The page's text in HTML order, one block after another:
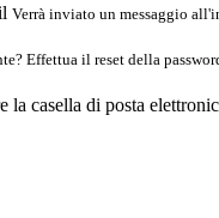
Verrà inviato un messaggio
Effettua il reset della
la casella di posta